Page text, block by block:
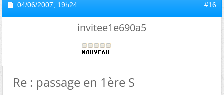
04/06/2007, 19h24 #16
invitee1e690a5
Re : passage en 1ère S